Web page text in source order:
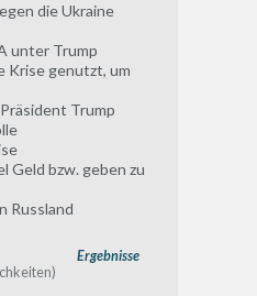
die Ukraine
unter Trump
Krise genutzt, um
Trump
Geld bzw. geben zu
Russland
Ergebnisse